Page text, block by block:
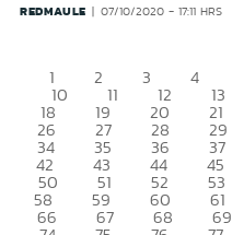
REDMAULE 07/10/2020 - 17:11 HRS
1 2 3 4
10 11 12 13
18 19 20 21
26 27 28 29
34 35 36 37
42 43 44 45
50 51 52 53
58 59 60 61
66 67 68 69